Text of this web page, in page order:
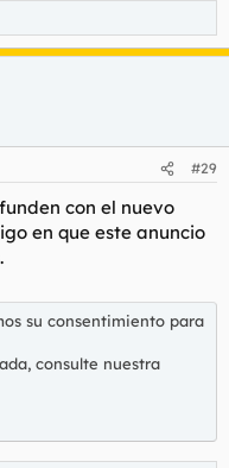
#29
con el nuevo
en que este anuncio
su consentimiento para
consulte nuestra